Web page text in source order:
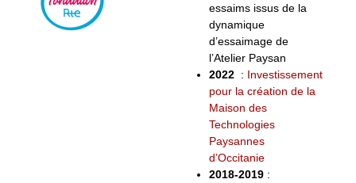
essaims issus de la
dynamique
d’essaimage de
l’Atelier Paysan
2022 : Investissement
pour la création de la
Maison des
Technologies
Paysannes
d’Occitanie
2018-2019 :